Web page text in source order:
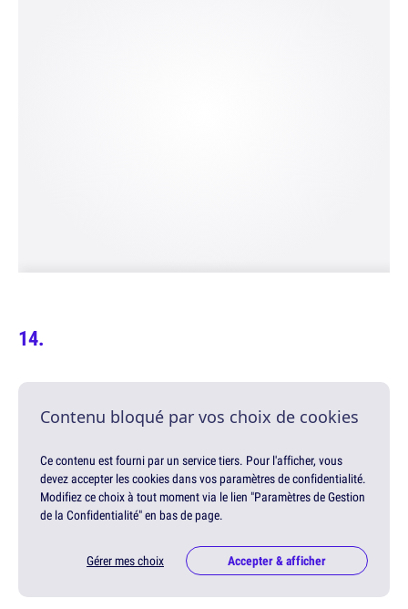
Contenu bloqué par vos choix de cookies
Ce contenu est fourni par un service tiers. Pour l'afficher, vous
devez accepter les cookies dans vos paramètres de confidentialité.
Modifiez ce choix à tout moment via le lien "Paramètres de Gestion
de la Confidentialité" en bas de page.
Gérer mes choix Accepter & afficher